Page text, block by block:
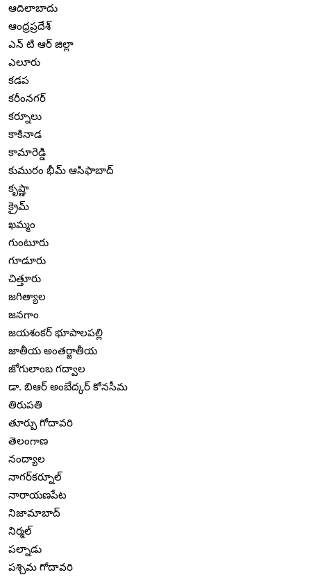
ఆదిలాబాదు
ఆంధ్రప్రదేశ్
ఎన్ టి ఆర్ జిల్లా
ఎలూరు
కడప
కరీంనగర్
కర్నూలు
కాకినాడ
కామారెడ్డి
కుమురం భీమ్ ఆసిఫాబాద్
కృష్ణా
క్రైమ్
ఖమ్మం
గుంటూరు
గూడూరు
చిత్తూరు
జగిత్యాల
జనగాం
జయశంకర్ భూపాలపల్లి
జాతీయ అంతర్జాతీయ
జోగులాంబ గద్వాల
డా. బిఆర్ అంబేద్కర్ కోనసీమ
తిరుపతి
తూర్పు గోదావరి
తెలంగాణ
నంద్యాల
నాగర్‌కర్నూల్
నారాయణపేట
నిజామాబాద్
నిర్మల్
పల్నాడు
పశ్చిమ గోదావరి